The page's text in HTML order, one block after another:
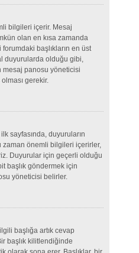
bilgileri içerir. Mesaj
olan en kısa zamanda
forumdaki başlıkların en üst
duyurularda olduğu gibi,
panosu yöneticisi
gerekir.
sayfasında, duyuruların
zaman önemli bilgileri içerirler,
Duyurular için geçerli olduğu
başlık göndermek için
yöneticisi belirler.
başlığa artık cevap
başlık kilitlendiğinde